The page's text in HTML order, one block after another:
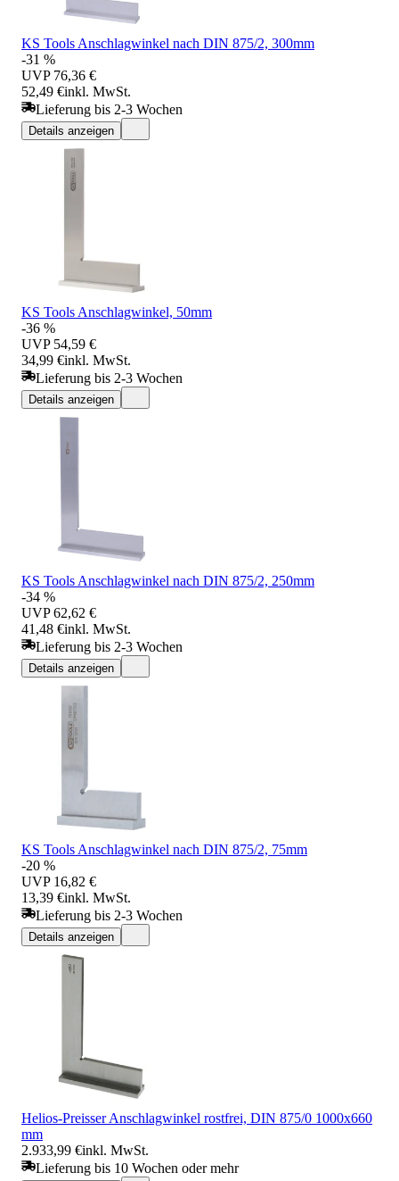
KS Tools Anschlagwinkel nach DIN 875/2, 300mm
-31 %
UVP 76,36 €
52,49 €inkl. MwSt.
Lieferung bis 2-3 Wochen
Details anzeigen
KS Tools Anschlagwinkel, 50mm
-36 %
UVP 54,59 €
34,99 €inkl. MwSt.
Lieferung bis 2-3 Wochen
Details anzeigen
KS Tools Anschlagwinkel nach DIN 875/2, 250mm
-34 %
UVP 62,62 €
41,48 €inkl. MwSt.
Lieferung bis 2-3 Wochen
Details anzeigen
KS Tools Anschlagwinkel nach DIN 875/2, 75mm
-20 %
UVP 16,82 €
13,39 €inkl. MwSt.
Lieferung bis 2-3 Wochen
Details anzeigen
Helios-Preisser Anschlagwinkel rostfrei, DIN 875/0 1000x660
mm
2.933,99 €inkl. MwSt.
Lieferung bis 10 Wochen oder mehr